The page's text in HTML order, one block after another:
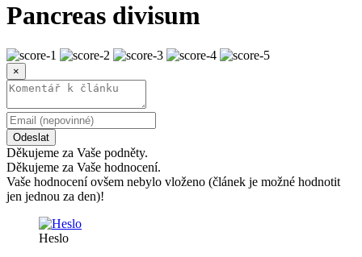
Pancreas divisum
×
Odeslat
Děkujeme za Vaše podněty.
Děkujeme za Vaše hodnocení.
Vaše hodnocení ovšem nebylo vloženo (článek je možné hodnotit
jen jednou za den)!
Heslo